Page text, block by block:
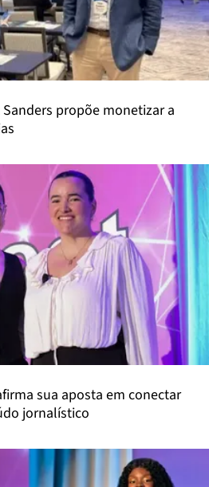
propõe monetizar a
sua aposta em conectar
jornalístico